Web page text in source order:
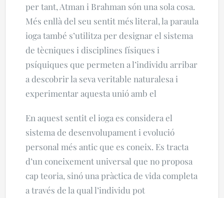
per tant, Atman i Brahman són una sola cosa.
Més enllà del seu sentit més literal, la paraula
ioga també s’utilitza per designar el sistema
de tècniques i disciplines físiques i
psíquiques que permeten a l’individu arribar
a descobrir la seva veritable naturalesa i
experimentar aquesta unió amb el
En aquest sentit el ioga es considera el
sistema de desenvolupament i evolució
personal més antic que es coneix. Es tracta
d’un coneixement universal que no proposa
cap teoria, sinó una pràctica de vida completa
a través de la qual l’individu pot